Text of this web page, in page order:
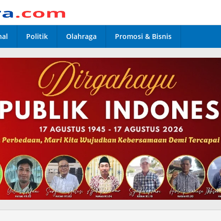
Politik Olahraga Promosi & Bisnis